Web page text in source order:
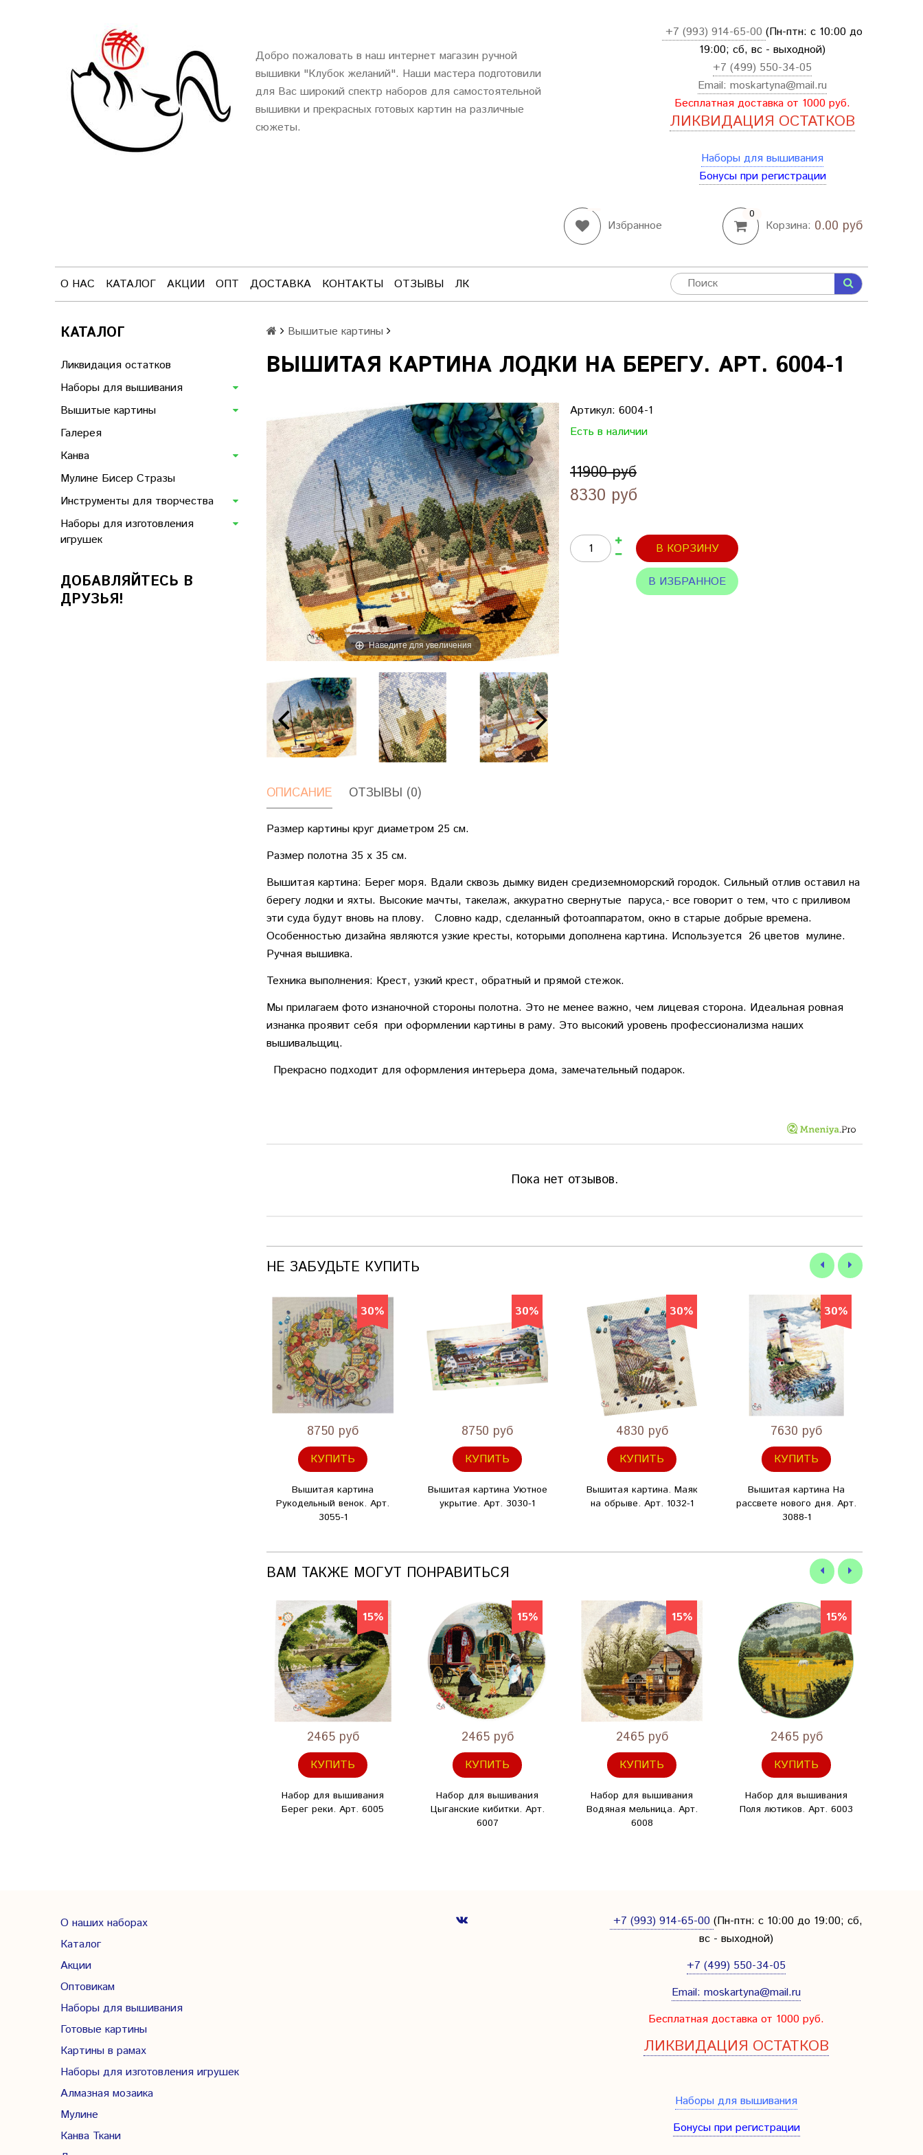
Добро пожаловать в наш интернет магазин ручной
вышивки "Клубок желаний". Наши мастера подготовили
для Вас широкий спектр наборов для самостоятельной
вышивки и прекрасных готовых картин на различные
сюжеты.
+7 (993) 914-65-00 (Пн-птн: с 10:00 до
19:00; сб, вс - выходной)
+7 (499) 550-34-05
Email: moskartyna@mail.ru
Бесплатная доставка от 1000 руб.
ЛИКВИДАЦИЯ ОСТАТКОВ
Наборы для вышивания
Бонусы при регистрации
Избранное
0
Корзина: 0.00 руб
О НАС КАТАЛОГ АКЦИИ ОПТ ДОСТАВКА КОНТАКТЫ ОТЗЫВЫ ЛК
КАТАЛОГ
Ликвидация остатков
Наборы для вышивания
Вышитые картины
Галерея
Канва
Мулине Бисер Стразы
Инструменты для творчества
Наборы для изготовления
игрушек
ДОБАВЛЯЙТЕСЬ В
ДРУЗЬЯ!
Вышитые картины
ВЫШИТАЯ КАРТИНА ЛОДКИ НА БЕРЕГУ. АРТ. 6004-1
Наведите для увеличения
Артикул: 6004-1
Есть в наличии
11900 руб
8330 руб
В КОРЗИНУ
В ИЗБРАННОЕ
ОПИСАНИЕ ОТЗЫВЫ (0)
Размер картины круг диаметром 25 см.
Размер полотна 35 х 35 см.
Вышитая картина: Берег моря. Вдали сквозь дымку виден средиземноморский городок. Сильный отлив оставил на
берегу лодки и яхты. Высокие мачты, такелаж, аккуратно свернутые паруса,- все говорит о тем, что с приливом
эти суда будут вновь на плову. Словно кадр, сделанный фотоаппаратом, окно в старые добрые времена.
Особенностью дизайна являются узкие кресты, которыми дополнена картина. Используется 26 цветов мулине.
Ручная вышивка.
Техника выполнения: Крест, узкий крест, обратный и прямой стежок.
Мы прилагаем фото изнаночной стороны полотна. Это не менее важно, чем лицевая сторона. Идеальная ровная
изнанка проявит себя при оформлении картины в раму. Это высокий уровень профессионализма наших
вышивальщиц.
Прекрасно подходит для оформления интерьера дома, замечательный подарок.
Пока нет отзывов.
НЕ ЗАБУДЬТЕ КУПИТЬ
30%
8750 руб
КУПИТЬ
Вышитая картина
Рукодельный венок. Арт.
3055-1
30%
8750 руб
КУПИТЬ
Вышитая картина Уютное
укрытие. Арт. 3030-1
30%
4830 руб
КУПИТЬ
Вышитая картина. Маяк
на обрыве. Арт. 1032-1
30%
7630 руб
КУПИТЬ
Вышитая картина На
рассвете нового дня. Арт.
3088-1
ВАМ ТАКЖЕ МОГУТ ПОНРАВИТЬСЯ
15%
2465 руб
КУПИТЬ
Набор для вышивания
Берег реки. Арт. 6005
15%
2465 руб
КУПИТЬ
Набор для вышивания
Цыганские кибитки. Арт.
6007
15%
2465 руб
КУПИТЬ
Набор для вышивания
Водяная мельница. Арт.
6008
15%
2465 руб
КУПИТЬ
Набор для вышивания
Поля лютиков. Арт. 6003
О наших наборах
Каталог
Акции
Оптовикам
Наборы для вышивания
Готовые картины
Картины в рамах
Наборы для изготовления игрушек
Алмазная мозаика
Мулине
Канва Ткани
+7 (993) 914-65-00 (Пн-птн: с 10:00 до 19:00; сб,
вс - выходной)
+7 (499) 550-34-05
Email: moskartyna@mail.ru
Бесплатная доставка от 1000 руб.
ЛИКВИДАЦИЯ ОСТАТКОВ
Наборы для вышивания
Бонусы при регистрации